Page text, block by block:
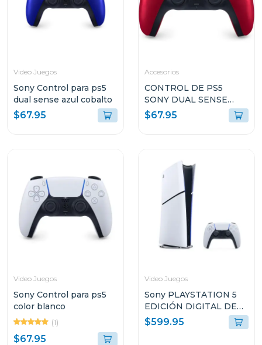
Video Juegos
Sony Control para ps5
dual sense azul cobalto
$67.95
Accesorios
CONTROL DE PS5
SONY DUAL SENSE
COLOR VOLCANIC RED
CFIZCT1W
$67.95
Video Juegos
Sony Control para ps5
color blanco
(1)
$67.95
Video Juegos
Sony PLAYSTATION 5
EDICIÓN DIGITAL DE
825GB SIN LECTOR DE
DISCO CFI2115
$599.95